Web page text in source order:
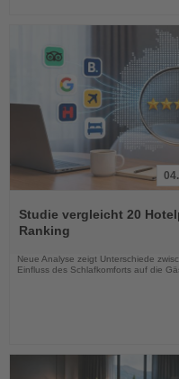
Sie
die
Nachrichten
Studie vergleicht 20
Ranking
Neue Analyse zeigt Unterschiede
Einfluss des Schlafkomforts auf die